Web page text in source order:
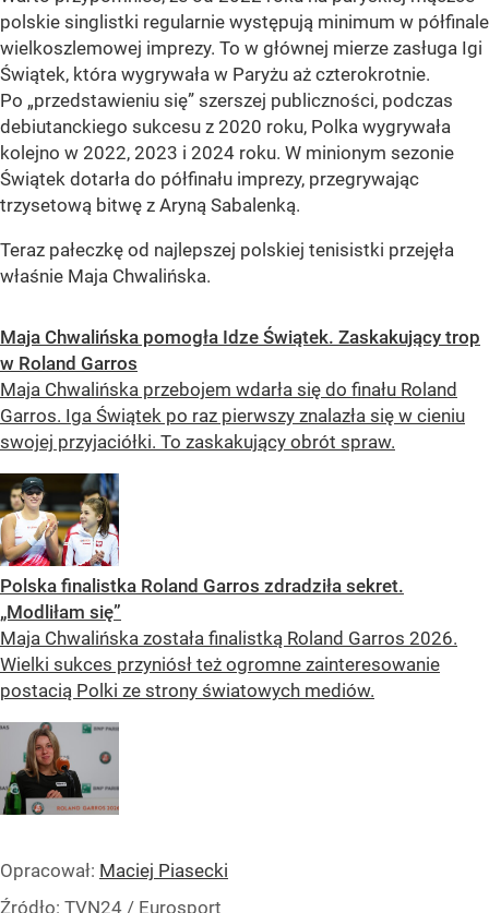
polskie singlistki regularnie występują minimum w półfinale
wielkoszlemowej imprezy. To w głównej mierze zasługa Igi
Świątek, która wygrywała w Paryżu aż czterokrotnie.
Po „przedstawieniu się” szerszej publiczności, podczas
debiutanckiego sukcesu z 2020 roku, Polka wygrywała
kolejno w 2022, 2023 i 2024 roku. W minionym sezonie
Świątek dotarła do półfinału imprezy, przegrywając
trzysetową bitwę z Aryną Sabalenką.
Teraz pałeczkę od najlepszej polskiej tenisistki przejęła
właśnie Maja Chwalińska.
Maja Chwalińska pomogła Idze Świątek. Zaskakujący trop
w Roland Garros
Maja Chwalińska przebojem wdarła się do finału Roland
Garros. Iga Świątek po raz pierwszy znalazła się w cieniu
swojej przyjaciółki. To zaskakujący obrót spraw.
Polska finalistka Roland Garros zdradziła sekret.
„Modliłam się”
Maja Chwalińska została finalistką Roland Garros 2026.
Wielki sukces przyniósł też ogromne zainteresowanie
postacią Polki ze strony światowych mediów.
Opracował: Maciej Piasecki
Źródło: TVN24 / Eurosport